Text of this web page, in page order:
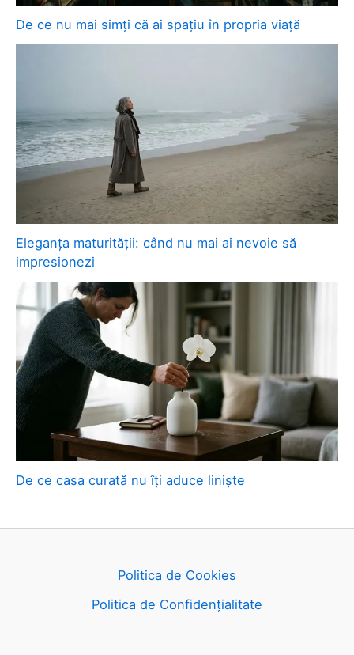
De ce nu mai simți că ai spațiu în propria viață
Eleganța maturității: când nu mai ai nevoie să
impresionezi
De ce casa curată nu îți aduce liniște
Politica de Cookies
Politica de Confidențialitate